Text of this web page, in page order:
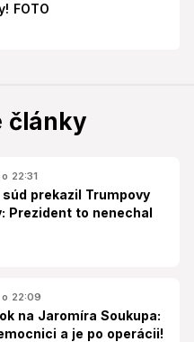
FOTO
články
22:31
prekazil Trumpovy
Prezident to nenechal
22:09
na Jaromíra Soukupa:
a je po operácii!